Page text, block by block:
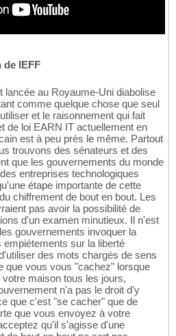
lEFF
lancée au Royaume-Uni diabolise
comme quelque chose que seul
et le raisonnement qui fait
de loi EARN IT actuellement en
est à peu près le même. Partout
trouvons des sénateurs et des
que les gouvernements du monde
entreprises technologiques
étape importante de cette
chiffrement de bout en bout. Les
pas avoir la possibilité de
d'un examen minutieux. Il n'est
gouvernements invoquer la
sur la liberté
des mots chargés de sens
que vous vous "cachez" lorsque
maison tous les jours,
n'a pas le droit d'y
que c'est "se cacher" que de
que vous envoyez à votre
qu'il s'agisse d'une